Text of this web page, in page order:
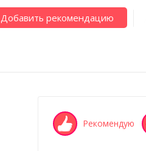
Добавить рекомендацию
Рекомендую